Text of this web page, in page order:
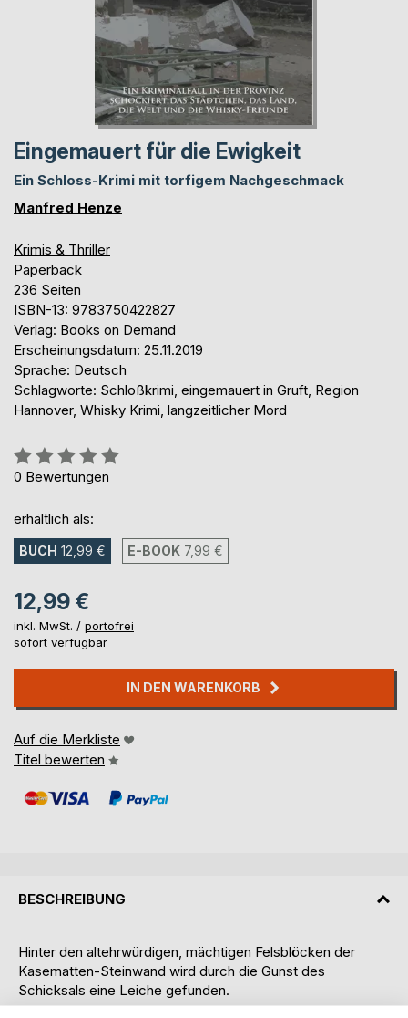
Eingemauert für die Ewigkeit
Ein Schloss-Krimi mit torfigem Nachgeschmack
Manfred Henze
Krimis & Thriller
Paperback
236 Seiten
ISBN-13: 9783750422827
Verlag: Books on Demand
Erscheinungsdatum: 25.11.2019
Sprache: Deutsch
Schlagworte: Schloßkrimi, eingemauert in Gruft, Region
Hannover, Whisky Krimi, langzeitlicher Mord
Bewertung::
0%
0 Bewertungen
erhältlich als:
BUCH 12,99 € E-BOOK 7,99 €
12,99 €
inkl. MwSt. / portofrei
sofort verfügbar
IN DEN WARENKORB
Auf die Merkliste
Titel bewerten
BESCHREIBUNG
Hinter den altehrwürdigen, mächtigen Felsblöcken der
Kasematten-Steinwand wird durch die Gunst des
Schicksals eine Leiche gefunden.